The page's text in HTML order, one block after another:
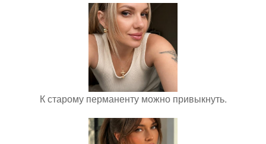
К старому перманенту можно привыкнуть.